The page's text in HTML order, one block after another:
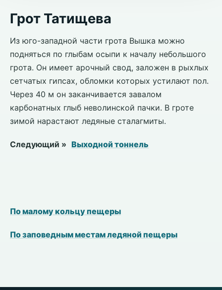
Грот Татищева
Из юго-западной части грота Вышка можно
подняться по глыбам осыпи к началу небольшого
грота. Он имеет арочный свод, заложен в рыхлых
сетчатых гипсах, обломки которых устилают пол.
Через 40 м он заканчивается завалом
карбонатных глыб неволинской пачки. В гроте
зимой нарастают ледяные сталагмиты.
Следующий » Выходной тоннель
По малому кольцу пещеры
По заповедным местам ледяной пещеры